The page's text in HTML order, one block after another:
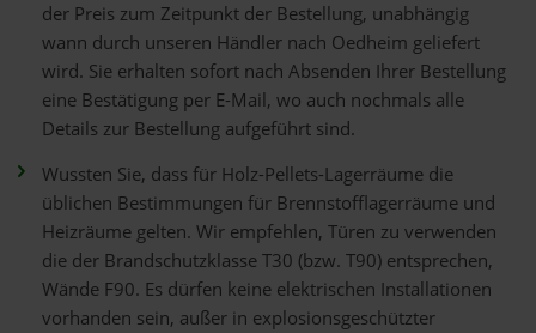
der Preis zum Zeitpunkt der Bestellung, unabhängig
wann durch unseren Händler nach Oedheim geliefert
wird. Sie erhalten sofort nach Absenden Ihrer Bestellung
eine Bestätigung per E-Mail, wo auch nochmals alle
Details zur Bestellung aufgeführt sind.
Wussten Sie, dass für Holz-Pellets-Lagerräume die
üblichen Bestimmungen für Brennstofflagerräume und
Heizräume gelten. Wir empfehlen, Türen zu verwenden
die der Brandschutzklasse T30 (bzw. T90) entsprechen,
Wände F90. Es dürfen keine elektrischen Installationen
vorhanden sein, außer in explosionsgeschützter